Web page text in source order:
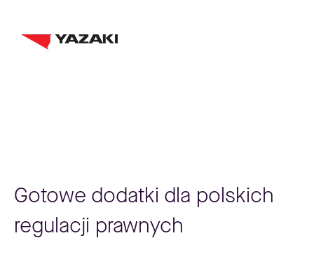
Gotowe dodatki dla polskich
regulacji prawnych